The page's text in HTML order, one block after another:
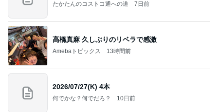
たかたんのコストコ通への道 7日前
高橋真麻 久しぶりのリベラで感激
Amebaトピックス 13時間前
2026/07/27(K) 4本
何でかな？何でだろ？ 10日前